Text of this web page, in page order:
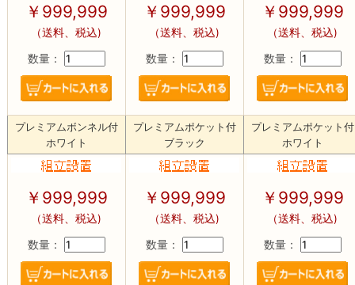
￥ 999,999
（送料、税込)
数量：
￥ 999,999
（送料、税込)
数量：
￥ 999,999
（送料、税込)
数量：
プレミアムボンネル付
ホワイト
プレミアムポケット付
ブラック
プレミアムポケット付
ホワイト
￥ 999,999
（送料、税込)
数量：
￥ 999,999
（送料、税込)
数量：
￥ 999,999
（送料、税込)
数量：